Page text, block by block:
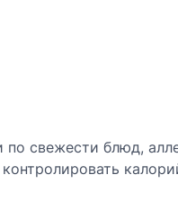
свежести блюд,